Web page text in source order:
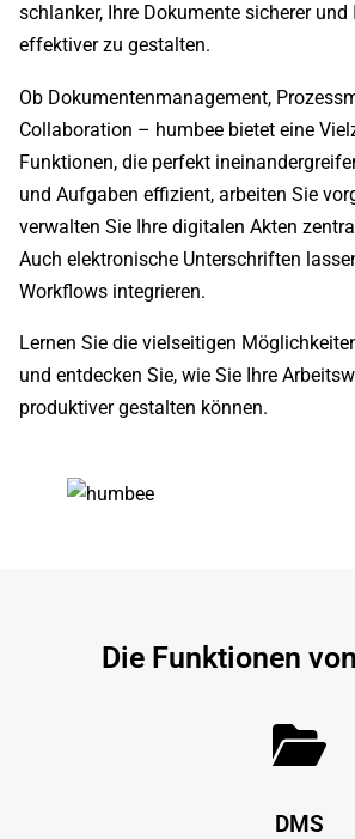
schlanker, Ihre Dokumente sicherer
effektiver zu gestalten.
Ob Dokumentenmanagement,
Collaboration – humbee bietet eine
Funktionen, die perfekt
und Aufgaben effizient, arbeiten Sie
verwalten Sie Ihre digitalen Akten
Auch elektronische Unterschriften
Workflows integrieren.
Lernen Sie die vielseitigen
und entdecken Sie, wie Sie Ihre
produktiver gestalten können.
Die Funktionen
DMS